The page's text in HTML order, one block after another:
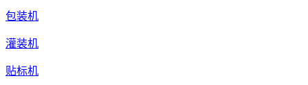
包装机
灌装机
贴标机